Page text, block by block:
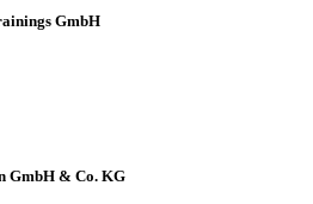
GmbH
GmbH & Co. KG